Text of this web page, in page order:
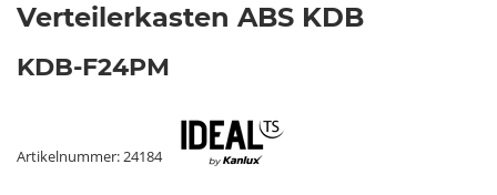
Verteilerkasten ABS KDB
KDB-F24PM
Artikelnummer: 24184